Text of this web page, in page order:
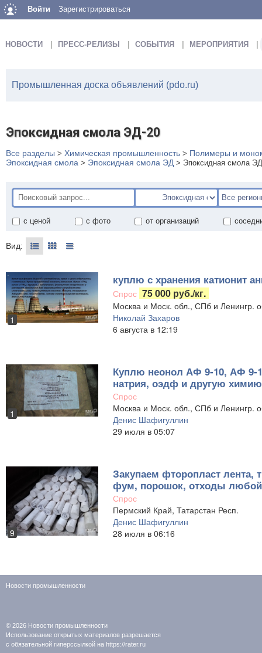
Войти Зарегистрироваться
НОВОСТИ ПРЕСС-РЕЛИЗЫ СОБЫТИЯ МЕРОПРИЯТИЯ
Промышленная доска объявлений (pdo.ru)
Эпоксидная смола ЭД-20
Все разделы > Химическая промышленность > Полимеры и
Эпоксидная смола > Эпоксидная смола ЭД> Эпоксидная смола
с ценой с фото от организаций
Вид:
1
куплю с хранения катионит
Спрос 75 000 руб./кг.
Москва и Моск. обл., СПб и Ленингр.
Николай Захаров
6 августа в 12:19
1
Куплю неонол АФ 9-10, АФ 9-
натрия, оэдф и другую
Спрос
Москва и Моск. обл., СПб и Ленингр.
Денис Шафигуллин
29 июля в 05:07
9
Закупаем фторопласт лента,
фум, порошок, отходы
Спрос
Пермский Край, Татарстан Респ.
Денис Шафигуллин
28 июля в 06:16
Новости промышленности
© 2026 Новости промышленности
Использование открытых материалов разрешается
с обязательной гиперссылкой на https://rater.ru